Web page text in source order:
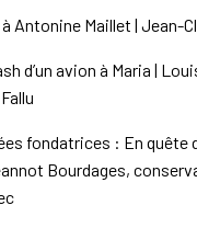
à Antonine Maillet | Jean-
d’un avion à Maria |
fondatrices : En quête
Bourdages,